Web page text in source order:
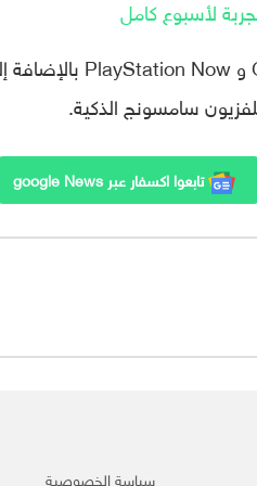
تابعوا اكسفار عبر google News
سياسة الخصوصية